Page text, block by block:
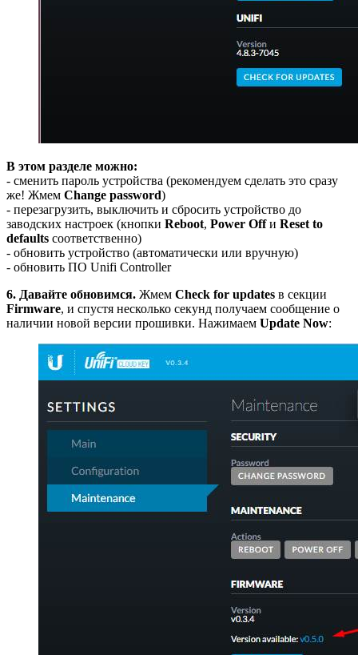
В этом разделе можно:
- сменить пароль устройства (рекомендуем сделать это сразу
же! Жмем Change password)
- перезагрузить, выключить и сбросить устройство до
заводских настроек (кнопки Reboot, Power Offи Reset to
defaults соответственно)
- обновить устройство (автоматически или вручную)
- обновить ПО Unifi Controller
6. Давайте обновимся. Жмем Check for updates в секции
Firmware, и спустя несколько секунд получаем сообщение о
наличии новой версии прошивки. Нажимаем Update Now: